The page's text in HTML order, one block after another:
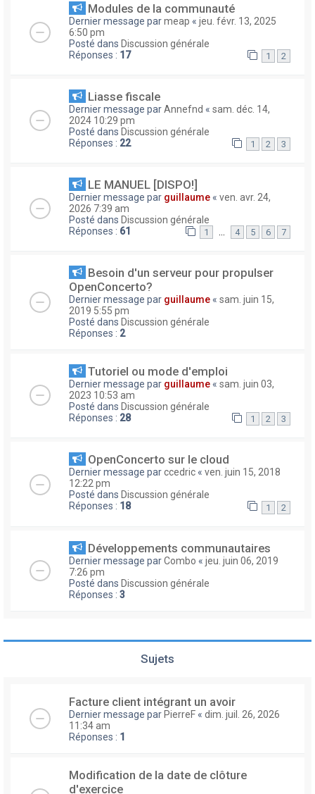
Modules de la communauté
Dernier message parmeap « jeu. févr. 13, 2025
6:50 pm
Posté dans Discussion générale
Réponses : 17 1 2
Liasse fiscale
Dernier message parAnnefnd « sam. déc. 14,
2024 10:29 pm
Posté dans Discussion générale
Réponses : 22 1 2 3
LE MANUEL [DISPO!]
Dernier message par guillaume « ven. avr. 24,
2026 7:39 am
Posté dans Discussion générale
Réponses : 61 1 … 4 5 6 7
Besoin d'un serveur pour propulser
OpenConcerto?
Dernier message par guillaume « sam. juin 15,
2019 5:55 pm
Posté dans Discussion générale
Réponses : 2
Tutoriel ou mode d'emploi
Dernier message par guillaume « sam. juin 03,
2023 10:53 am
Posté dans Discussion générale
Réponses : 28 1 2 3
OpenConcerto sur le cloud
Dernier message parccedric « ven. juin 15, 2018
12:22 pm
Posté dans Discussion générale
Réponses : 18 1 2
Développements communautaires
Dernier message parCombo « jeu. juin 06, 2019
7:26 pm
Posté dans Discussion générale
Réponses : 3
Sujets
Facture client intégrant un avoir
Dernier message parPierreF « dim. juil. 26, 2026
11:34 am
Réponses : 1
Modification de la date de clôture
d'exercice